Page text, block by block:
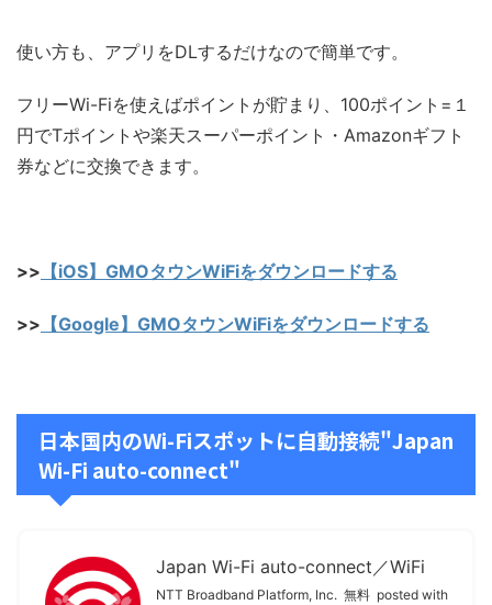
使い方も、アプリをDLするだけなので簡単です。
フリーWi-Fiを使えばポイントが貯まり、100ポイント=１
円でTポイントや楽天スーパーポイント・Amazonギフト
券などに交換できます。
>> 【iOS】GMOタウンWiFiをダウンロードする
>> 【Google】GMOタウンWiFiをダウンロードする
日本国内のWi-Fiスポットに自動接続"Japan
Wi-Fi auto-connect"
Japan Wi-Fi auto-connect／WiFi
NTT Broadband Platform, Inc. 無料 posted with